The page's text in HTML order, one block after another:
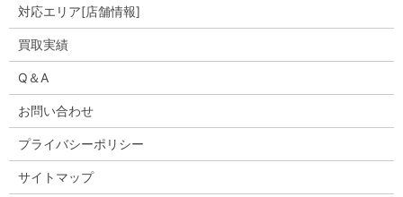
対応エリア[店舗情報]
買取実績
Q＆A
お問い合わせ
プライバシーポリシー
サイトマップ